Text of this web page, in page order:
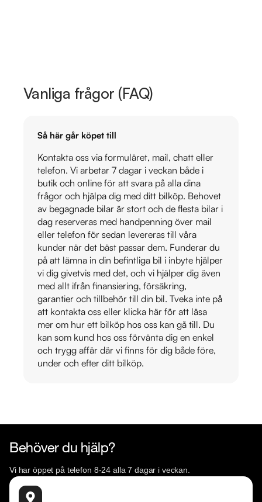
Vanliga frågor (FAQ)
Så här går köpet till
Kontakta oss via formuläret, mail, chatt eller
telefon. Vi arbetar 7 dagar i veckan både i
butik och online för att svara på alla dina
frågor och hjälpa dig med ditt bilköp. Behovet
av begagnade bilar är stort och de flesta bilar i
dag reserveras med handpenning över mail
eller telefon för sedan levereras till våra
kunder när det bäst passar dem. Funderar du
på att lämna in din befintliga bil i inbyte hjälper
vi dig givetvis med det, och vi hjälper dig även
med allt ifrån finansiering, försäkring,
garantier och tillbehör till din bil. Tveka inte på
att kontakta oss eller klicka här för att läsa
mer om hur ett bilköp hos oss kan gå till. Du
kan som kund hos oss förvänta dig en enkel
och trygg affär där vi finns för dig både före,
under och efter ditt bilköp.
Behöver du hjälp?
Vi har öppet på telefon 8-24 alla 7 dagar i veckan.